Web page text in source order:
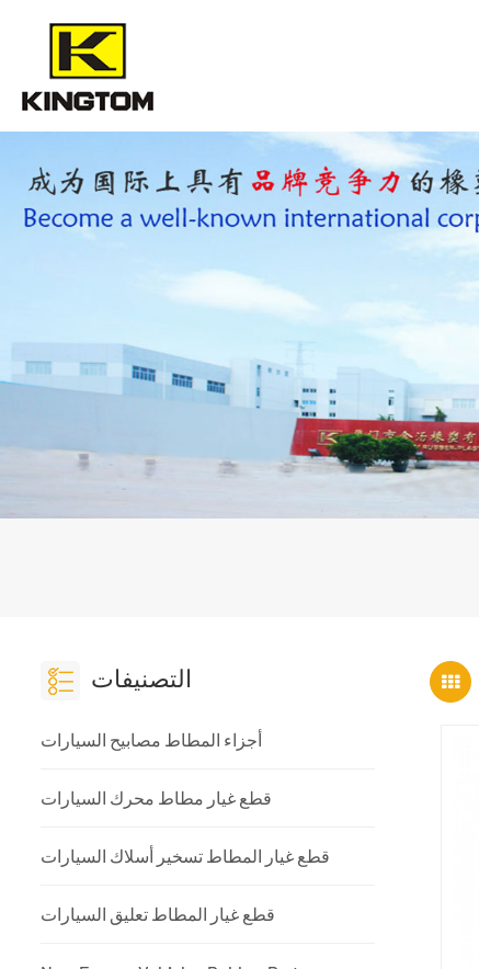
التصنيفات
أجزاء المطاط مصابيح السيارات
قطع غيار مطاط محرك السيارات
قطع غيار المطاط تسخير أسلاك السيارات
قطع غيار المطاط تعليق السيارات